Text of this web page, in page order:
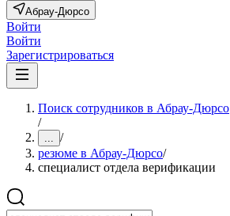
Абрау-Дюрсо
Войти
Войти
Зарегистрироваться
Поиск сотрудников в Абрау-Дюрсо
/
... /
резюме в Абрау-Дюрсо/
специалист отдела верификации